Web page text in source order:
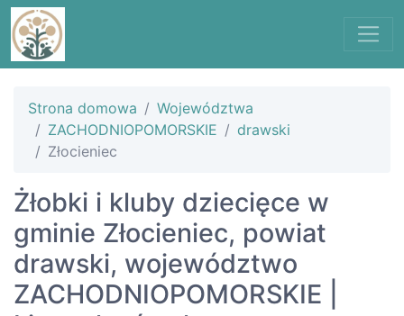
Strona domowa
Województwa
ZACHODNIOPOMORSKIE
drawski
Złocieniec
Żłobki i kluby dziecięce w
gminie Złocieniec, powiat
drawski, województwo
ZACHODNIOPOMORSKIE |